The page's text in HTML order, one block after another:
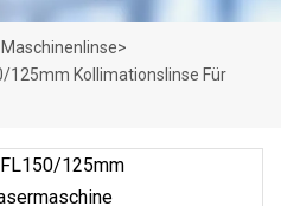
>
125mm Kollimationslinse Für